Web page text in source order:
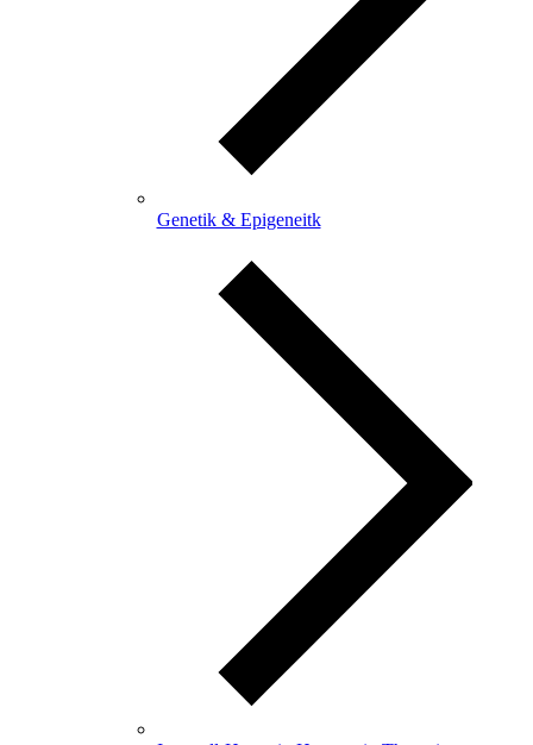
Genetik & Epigeneitk